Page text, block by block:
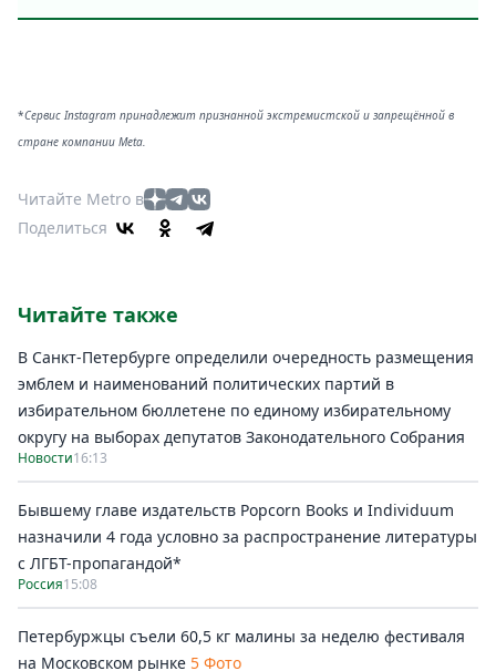
*Сервис Instagram принадлежит признанной экстремистской и запрещённой в
стране компании Meta.
Читайте Metro в
Поделиться
Читайте также
В Санкт-Петербурге определили очередность размещения
эмблем и наименований политических партий в
избирательном бюллетене по единому избирательному
округу на выборах депутатов Законодательного Собрания
Новости16:13
Бывшему главе издательств Popcorn Books и Individuum
назначили 4 года условно за распространение литературы
с ЛГБТ-пропагандой*
Россия15:08
Петербуржцы съели 60,5 кг малины за неделю фестиваля
на Московском рынке 5 Фото